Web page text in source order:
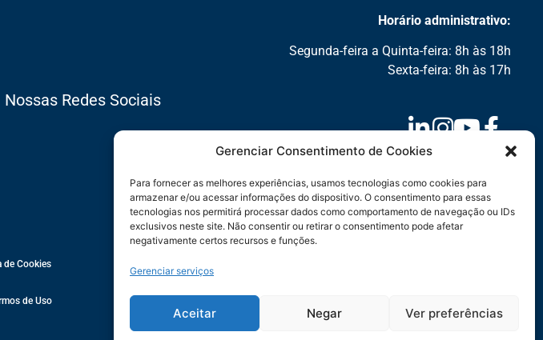
Gerenciar Consentimento de Cookies
Para fornecer as melhores experiências, usamos tecnologias como cookies para
armazenar e/ou acessar informações do dispositivo. O consentimento para essas
tecnologias nos permitirá processar dados como comportamento de navegação ou IDs
exclusivos neste site. Não consentir ou retirar o consentimento pode afetar
negativamente certos recursos e funções.
Gerenciar serviços
Aceitar Negar Ver preferências
Horário administrativo:
Segunda-feira a Quinta-feira: 8h às 18h
Sexta-feira: 8h às 17h
Nossas Redes Sociais
de Cookies
de Uso